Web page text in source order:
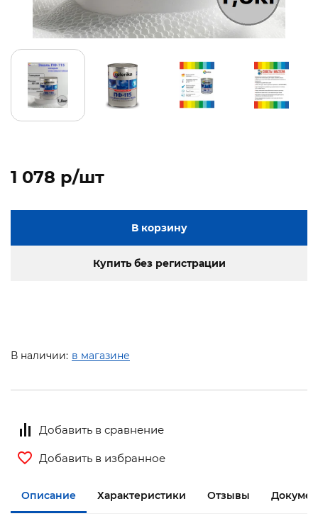
1 078 p/шт
В корзину
Купить без регистрации
В наличии: в магазине
Добавить в сравнение
Добавить в избранное
Описание Характеристики Отзывы